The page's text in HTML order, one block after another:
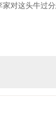
对这头牛过